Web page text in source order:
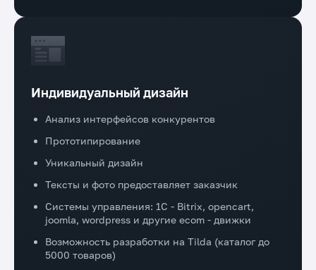
Индивидуальный дизайн
Анализ интерфейсов конкурентов
Прототипирование
Уникальный дизайн
Тексты и фото предоставляет заказчик
Системы управления: 1C - Bitrix, opencart,
joomla, wordpress и другие ecom - движки
Возможность разработки на Tilda (каталог до
5000 товаров)